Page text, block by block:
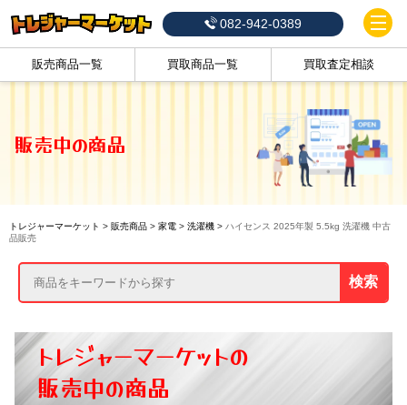
082-942-0389
販売商品一覧 買取商品一覧 買取査定相談
販売中の商品
トレジャーマーケット > 販売商品> 家電> 洗濯機> ハイセンス 2025年製 5.5kg 洗濯機 中古
品販売
検索
トレジャーマーケットの
販売中の商品